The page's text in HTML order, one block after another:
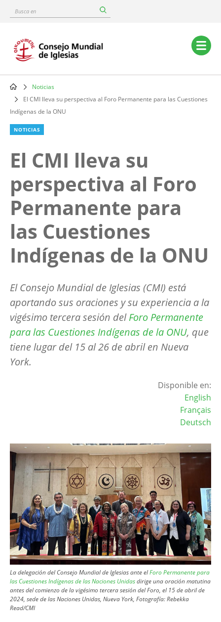
content
Busca
Main
navigation
Breadcrumb
Noticias
El CMI lleva su perspectiva al Foro Permanente para las Cuestiones
Indígenas de la ONU
NOTICIAS
El CMI lleva su
perspectiva al Foro
Permanente para
las Cuestiones
Indígenas de la ONU
El Consejo Mundial de Iglesias (CMI) está
aportando sus oraciones y su experiencia a la
vigésimo tercera sesión delForo Permanente
para las Cuestiones Indígenas de la ONU, que
tiene lugar del 15 al 26 de abril en Nueva
York.
Disponible en:
English
Français
Deutsch
Image
La delegación del Consejo Mundial de Iglesias ante elForo Permanente para
las Cuestiones Indígenas de las Naciones Unidasdirige una oración matutina
antes del comienzo de la vigésimo tercera sesión del Foro, el 15 de abril de
2024, sede de las Naciones Unidas, Nueva York, Fotografía: Rebekka
Read/CMI